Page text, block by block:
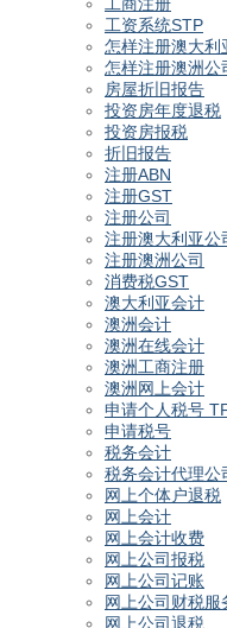
工资系统STP
怎样注册澳大利
怎样注册澳洲公
房屋折旧报告
投资房年度退税
投资房报税
折旧报告
注册ABN
注册GST
注册公司
注册澳大利亚公
注册澳洲公司
消费税GST
澳大利亚会计
澳洲会计
澳洲在线会计
澳洲工商注册
澳洲网上会计
申请个人税号
申请税号
税务会计
税务会计代理公
网上个体户退税
网上会计
网上会计收费
网上公司报税
网上公司记账
网上公司财税服
网上公司退税